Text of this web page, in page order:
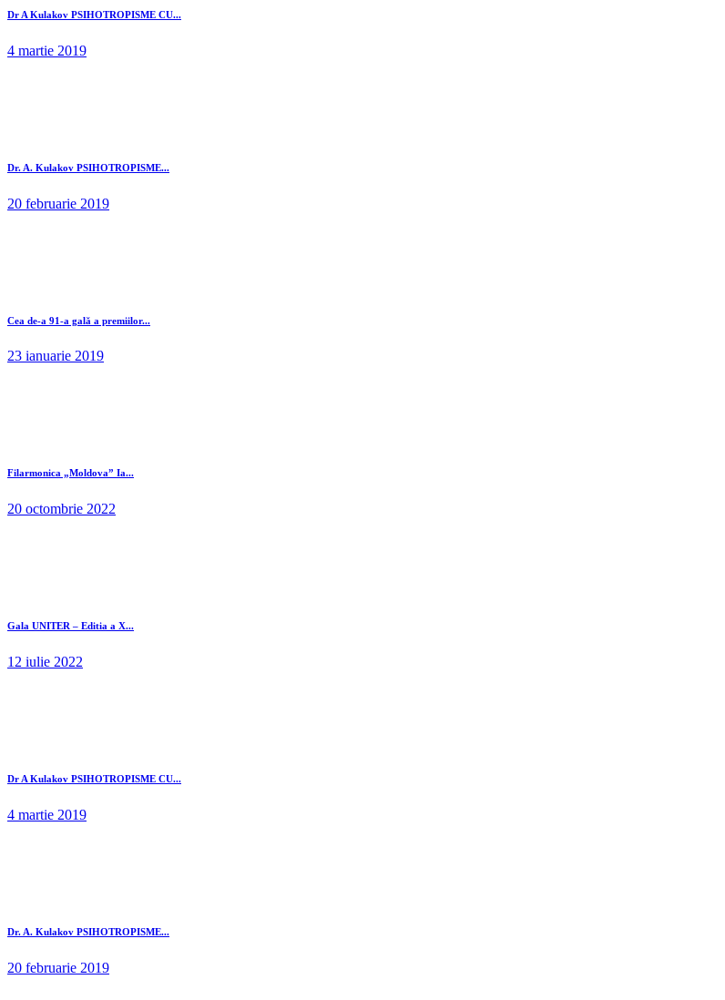
Dr A Kulakov PSIHOTROPISME CU...
4 martie 2019
Dr. A. Kulakov PSIHOTROPISME...
20 februarie 2019
Cea de-a 91-a gală a premiilor...
23 ianuarie 2019
Filarmonica „Moldova” Ia...
20 octombrie 2022
Gala UNITER – Editia a X...
12 iulie 2022
Dr A Kulakov PSIHOTROPISME CU...
4 martie 2019
Dr. A. Kulakov PSIHOTROPISME...
20 februarie 2019